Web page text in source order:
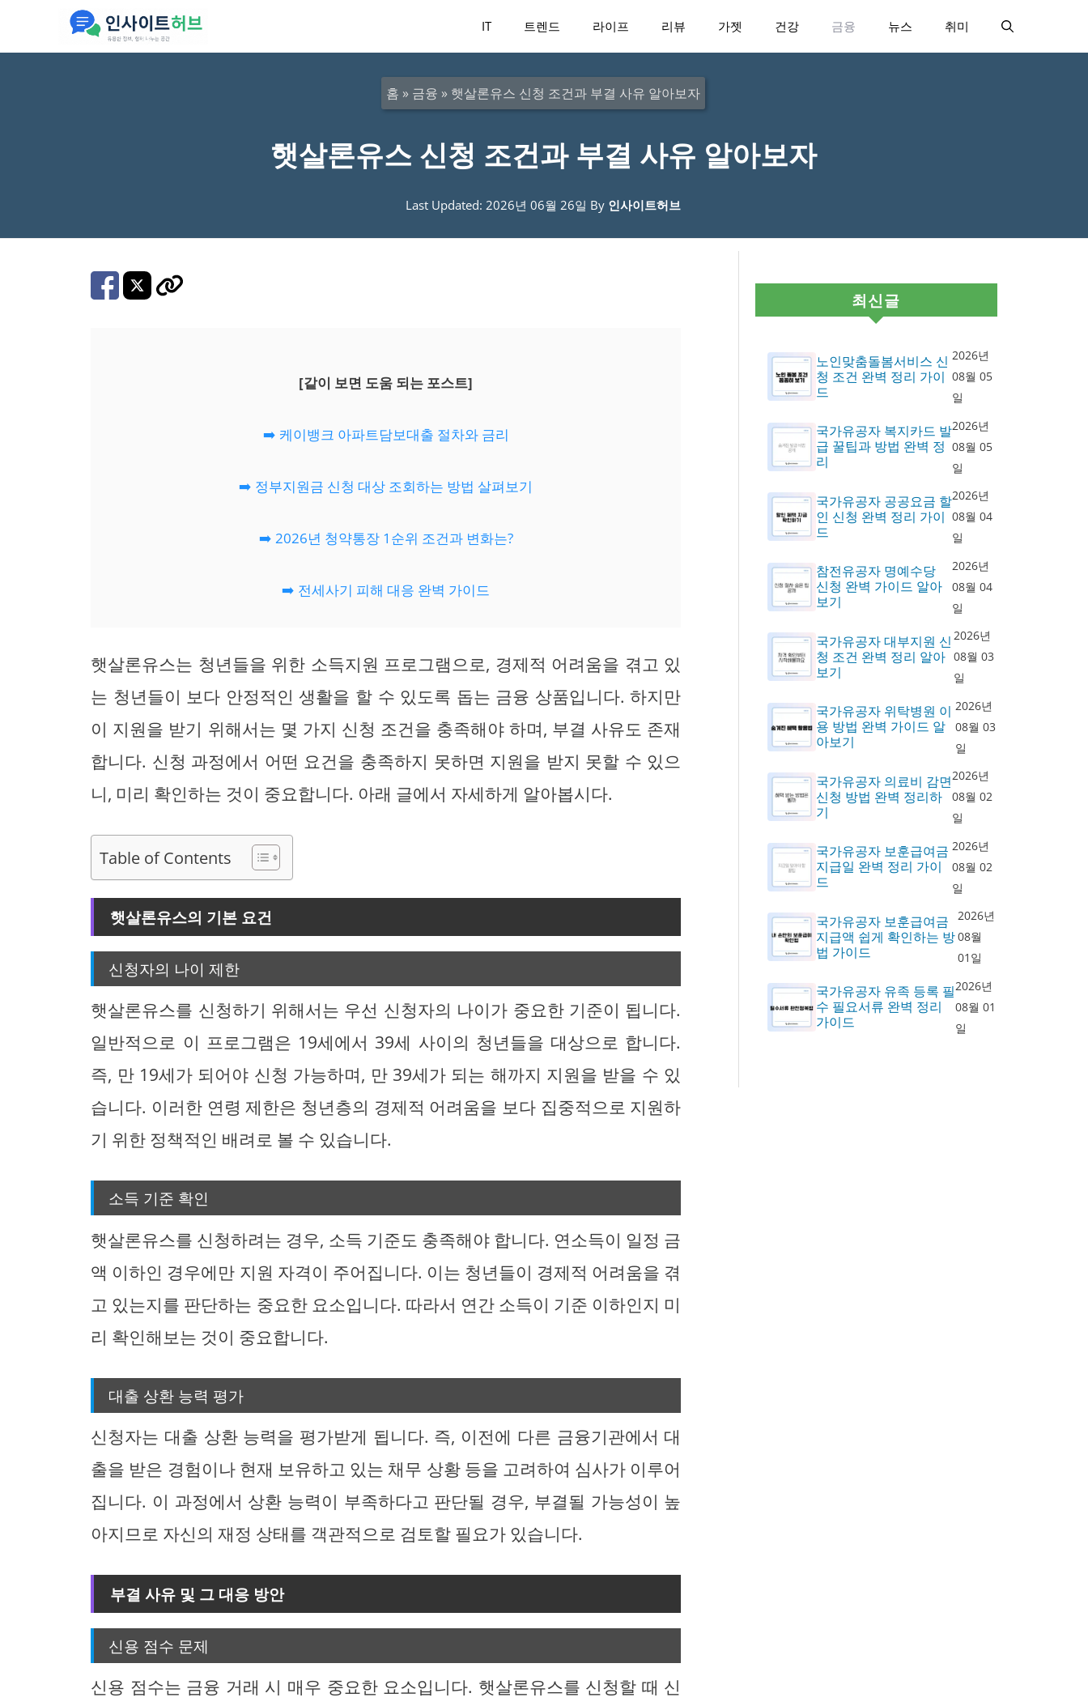
IT 트렌드 라이프 리뷰 가젯 건강 금융 뉴스 취미
홈 » 금융 » 햇살론유스 신청 조건과 부결 사유 알아보자
햇살론유스 신청 조건과 부결 사유 알아보자
Last Updated: 2026년 06월 26일 By 인사이트허브
[같이 보면 도움 되는 포스트]
➡️ 케이뱅크 아파트담보대출 절차와 금리
➡️ 정부지원금 신청 대상 조회하는 방법 살펴보기
➡️ 2026년 청약통장 1순위 조건과 변화는?
➡️ 전세사기 피해 대응 완벽 가이드
햇살론유스는 청년들을 위한 소득지원 프로그램으로, 경제적 어려움을 겪고 있
는 청년들이 보다 안정적인 생활을 할 수 있도록 돕는 금융 상품입니다. 하지만
이 지원을 받기 위해서는 몇 가지 신청 조건을 충족해야 하며, 부결 사유도 존재
합니다. 신청 과정에서 어떤 요건을 충족하지 못하면 지원을 받지 못할 수 있으
니, 미리 확인하는 것이 중요합니다. 아래 글에서 자세하게 알아봅시다.
Table of Contents
햇살론유스의 기본 요건
신청자의 나이 제한
햇살론유스를 신청하기 위해서는 우선 신청자의 나이가 중요한 기준이 됩니다.
일반적으로 이 프로그램은 19세에서 39세 사이의 청년들을 대상으로 합니다.
즉, 만 19세가 되어야 신청 가능하며, 만 39세가 되는 해까지 지원을 받을 수 있
습니다. 이러한 연령 제한은 청년층의 경제적 어려움을 보다 집중적으로 지원하
기 위한 정책적인 배려로 볼 수 있습니다.
소득 기준 확인
햇살론유스를 신청하려는 경우, 소득 기준도 충족해야 합니다. 연소득이 일정 금
액 이하인 경우에만 지원 자격이 주어집니다. 이는 청년들이 경제적 어려움을 겪
고 있는지를 판단하는 중요한 요소입니다. 따라서 연간 소득이 기준 이하인지 미
리 확인해보는 것이 중요합니다.
대출 상환 능력 평가
신청자는 대출 상환 능력을 평가받게 됩니다. 즉, 이전에 다른 금융기관에서 대
출을 받은 경험이나 현재 보유하고 있는 채무 상황 등을 고려하여 심사가 이루어
집니다. 이 과정에서 상환 능력이 부족하다고 판단될 경우, 부결될 가능성이 높
아지므로 자신의 재정 상태를 객관적으로 검토할 필요가 있습니다.
부결 사유 및 그 대응 방안
신용 점수 문제
신용 점수는 금융 거래 시 매우 중요한 요소입니다. 햇살론유스를 신청할 때 신
최신글
노인맞춤돌봄서비스 신
청 조건 완벽 정리 가이
드
2026년
08월 05
일
국가유공자 복지카드 발
급 꿀팁과 방법 완벽 정
리
2026년
08월 05
일
국가유공자 공공요금 할
인 신청 완벽 정리 가이
드
2026년
08월 04
일
참전유공자 명예수당
신청 완벽 가이드 알아
보기
2026년
08월 04
일
국가유공자 대부지원 신
청 조건 완벽 정리 알아
보기
2026년
08월 03
일
국가유공자 위탁병원 이
용 방법 완벽 가이드 알
아보기
2026년
08월 03
일
국가유공자 의료비 감면
신청 방법 완벽 정리하
기
2026년
08월 02
일
국가유공자 보훈급여금
지급일 완벽 정리 가이
드
2026년
08월 02
일
국가유공자 보훈급여금
지급액 쉽게 확인하는 방
법 가이드
2026년
08월
01일
국가유공자 유족 등록 필
수 필요서류 완벽 정리
가이드
2026년
08월 01
일